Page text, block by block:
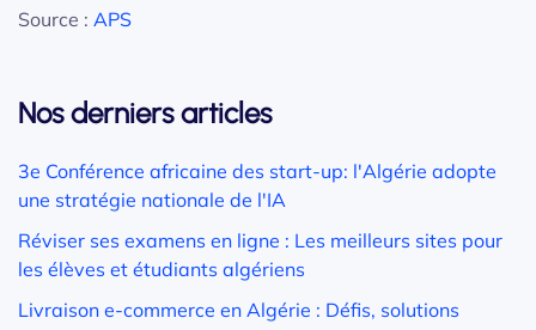
Source : APS
Nos derniers articles
3e Conférence africaine des start-up: l'Algérie adopte
une stratégie nationale de l'IA
Réviser ses examens en ligne : Les meilleurs sites pour
les élèves et étudiants algériens
Livraison e-commerce en Algérie : Défis, solutions